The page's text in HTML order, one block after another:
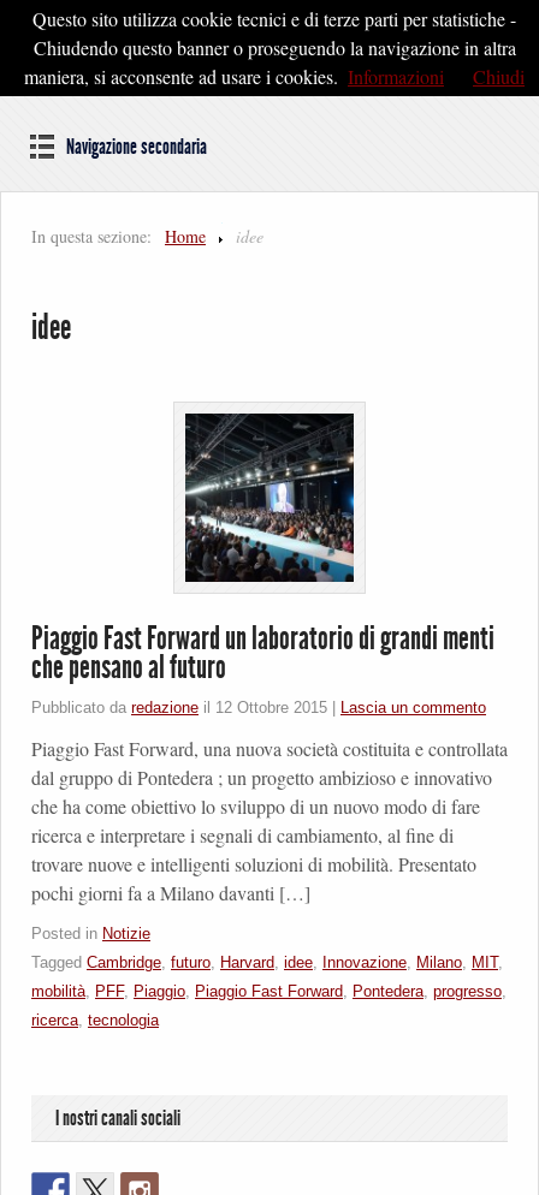
Pontedera2020
Dal cuore della Toscana un'idea di Futuro
Navigazione secondaria
In questa sezione: Home idee
idee
Piaggio Fast Forward un laboratorio di grandi menti
che pensano al futuro
Pubblicato da redazione il 12 Ottobre 2015 Lascia un commento
Piaggio Fast Forward, una nuova società costituita e controllata
dal gruppo di Pontedera ; un progetto ambizioso e innovativo
che ha come obiettivo lo sviluppo di un nuovo modo di fare
ricerca e interpretare i segnali di cambiamento, al fine di
trovare nuove e intelligenti soluzioni di mobilità. Presentato
pochi giorni fa a Milano davanti […]
Posted in Notizie
Tagged Cambridge, futuro, Harvard, idee, Innovazione, Milano, MIT,
mobilità, PFF, Piaggio, Piaggio Fast Forward, Pontedera, progresso,
ricerca, tecnologia
I nostri canali sociali
Questo sito utilizza cookie tecnici e di terze parti per statistiche -
Chiudendo questo banner o proseguendo la navigazione in altra
maniera, si acconsente ad usare i cookies. Informazioni Chiudi